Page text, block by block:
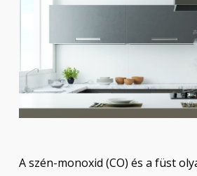
A szén-monoxid (CO) és a füst